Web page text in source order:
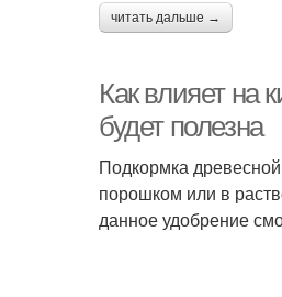
читать дальше →
Как влияет на
будет полезна
Подкормка
порошком или в
данное удобрение